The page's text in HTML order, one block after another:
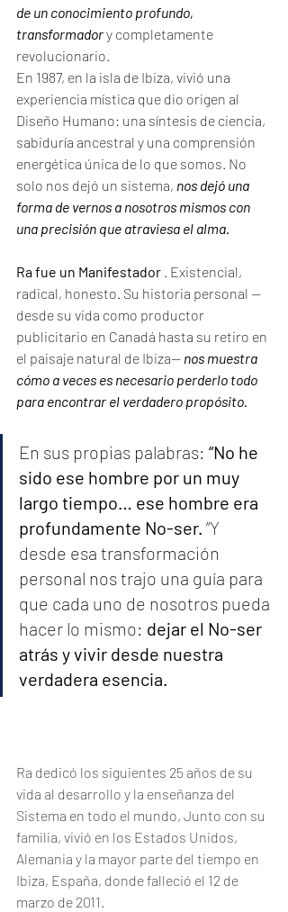
de un conocimiento profundo,
transformador y completamente
revolucionario.
En 1987, en la isla de Ibiza, vivió una
experiencia mística que dio origen al
Diseño Humano: una síntesis de ciencia,
sabiduría ancestral y una comprensión
energética única de lo que somos. No
solo nos dejó un sistema, nos dejó una
forma de vernos a nosotros mismos con
una precisión que atraviesa el alma.
Ra fue un Manifestador . Existencial,
radical, honesto. Su historia personal —
desde su vida como productor
publicitario en Canadá hasta su retiro en
el paisaje natural de Ibiza— nos muestra
cómo a veces es necesario perderlo todo
para encontrar el verdadero propósito.
En sus propias palabras: “No he
sido ese hombre por un muy
largo tiempo… ese hombre era
profundamente No-ser. ”Y
desde esa transformación
personal nos trajo una guía para
que cada uno de nosotros pueda
hacer lo mismo: dejar el No-ser
atrás y vivir desde nuestra
verdadera esencia.
Ra dedicó los siguientes 25 años de su
vida al desarrollo y la enseñanza del
Sistema en todo el mundo, Junto con su
familia, vivió en los Estados Unidos,
Alemania y la mayor parte del tiempo en
Ibiza, España, donde falleció el 12 de
marzo de 2011.